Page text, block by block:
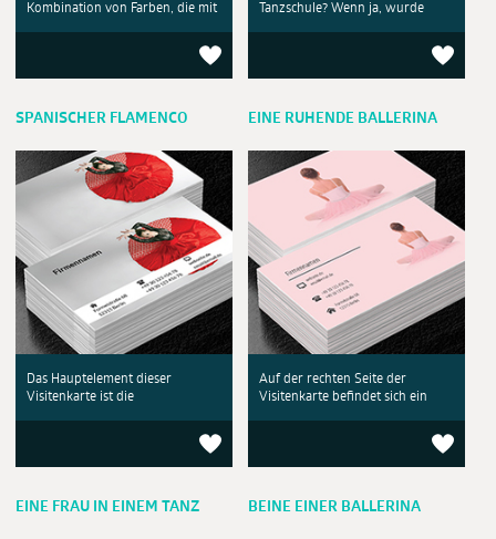
Kombination von Farben, die mit
Tanzschule? Wenn ja, wurde
SPANISCHER FLAMENCO
Das Hauptelement dieser
Visitenkarte ist die
EINE RUHENDE BALLERINA
Auf der rechten Seite der
Visitenkarte befindet sich ein
EINE FRAU IN EINEM TANZ BEINE EINER BALLERINA